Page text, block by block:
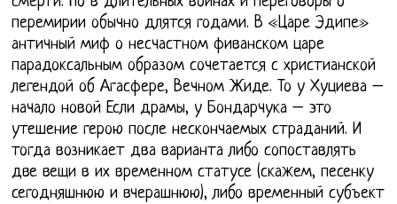
перемирии обычно длятся годами. В «Царе Эдипе»
античный миф о несчастном фиванском царе
парадоксальным образом сочетается с христианской
легендой об Агасфере, Вечном Жиде. То у Хуциева –
начало новой Если драмы, у Бондарчука – это
утешение герою после нескончаемых страданий. И
тогда возникает два варианта либо сопоставлять
две вещи в их временном статусе (скажем, песенку
сегодняшнюю и вчерашнюю), либо временный субъект